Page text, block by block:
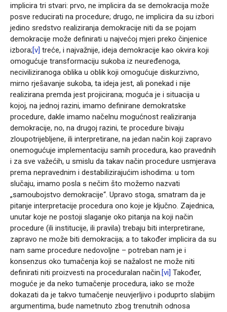
implicira tri stvari: prvo, ne implicira da se demokracija može
posve reducirati na procedure; drugo, ne implicira da su izbori
jedino sredstvo realiziranja demokracije niti da se pojam
demokracije može definirati u najvećoj mjeri preko činjenice
izbora;[v] treće, i najvažnije, ideja demokracije kao okvira koji
omogućuje transformaciju sukoba iz neuređenoga,
neciviliziranoga oblika u oblik koji omogućuje diskurzivno,
mirno rješavanje sukoba, ta ideja jest, ali ponekad i nije
realizirana premda jest projicirana; moguća je i situacija u
kojoj, na jednoj razini, imamo definirane demokratske
procedure, dakle imamo načelnu mogućnost realiziranja
demokracije, no, na drugoj razini, te procedure bivaju
zloupotrijebljene, ili interpretirane, na jedan način koji zapravo
onemogućuje implementaciju samih procedura, kao pravednih
i za sve važećih, u smislu da takav način procedure usmjerava
prema nepravednim i destabilizirajućim ishodima: u tom
slučaju, imamo posla s nečim što možemo nazvati
„samoubojstvo demokracije“. Upravo stoga, smatram da je
pitanje interpretacije procedura ono koje je ključno. Zajednica,
unutar koje ne postoji slaganje oko pitanja na koji način
procedure (ili institucije, ili pravila) trebaju biti interpretirane,
zapravo ne može biti demokracija; a to također implicira da su
nam same procedure nedovoljne – potreban nam je i
konsenzus oko tumačenja koji se nažalost ne može niti
definirati niti proizvesti na proceduralan način.[vi] Također,
moguće je da neko tumačenje procedura, iako se može
dokazati da je takvo tumačenje neuvjerljivo i poduprto slabijim
argumentima, bude nametnuto zbog trenutnih odnosa